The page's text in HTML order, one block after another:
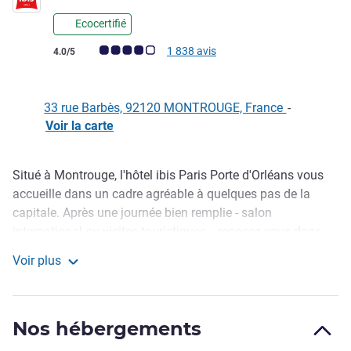
Ecocertifié
Note Avis clients (Note ALL)
4.0/5 1 838 avis
33 rue Barbès, 92120 MONTROUGE, France -
Voir la carte
Description
Situé à Montrouge, l'hôtel ibis Paris Porte d'Orléans vous
accueille dans un cadre agréable à quelques pas de la
capitale. Après une journée bien remplie - salon
petit déjeuner en terrasse, d'un repas généreux au
pensons aussi à votre divertissement en organisant des
Voir plus
Nos hébergements